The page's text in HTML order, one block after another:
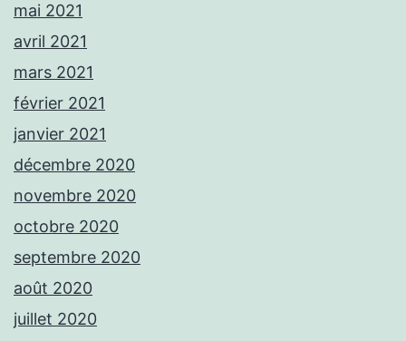
mai 2021
avril 2021
mars 2021
février 2021
janvier 2021
décembre 2020
novembre 2020
octobre 2020
septembre 2020
août 2020
juillet 2020